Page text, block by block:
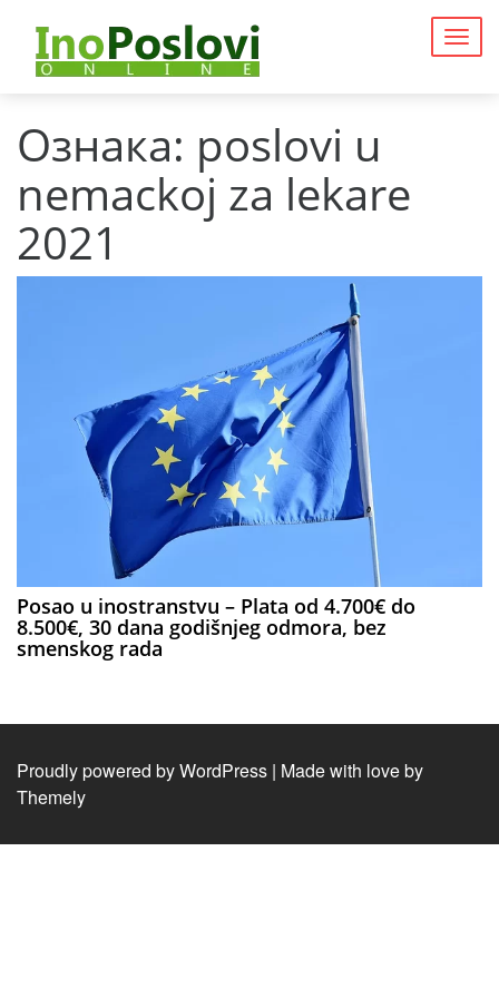
Ознака: poslovi u
nemackoj za lekare
2021
Posao u inostranstvu – Plata od 4.700€ do
8.500€, 30 dana godišnjeg odmora, bez
smenskog rada
Proudly powered by WordPress | Made with love by
Themely